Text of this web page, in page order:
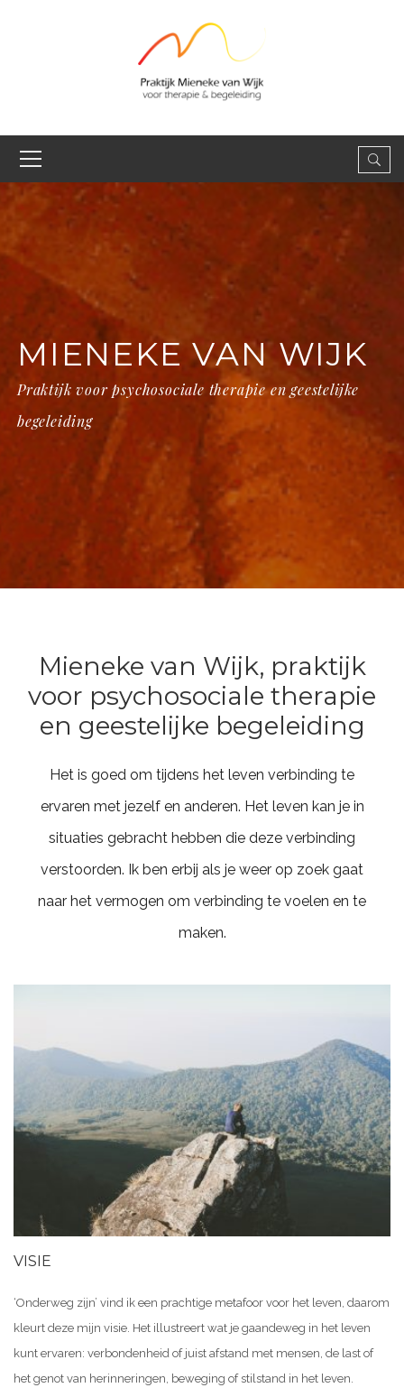
MIENEKE VAN WIJK
Praktijk voor psychosociale therapie en geestelijke
begeleiding
Mieneke van Wijk, praktijk
voor psychosociale therapie
en geestelijke begeleiding
Het is goed om tijdens het leven verbinding te
ervaren met jezelf en anderen. Het leven kan je in
situaties gebracht hebben die deze verbinding
verstoorden. Ik ben erbij als je weer op zoek gaat
naar het vermogen om verbinding te voelen en te
maken.
VISIE
‘Onderweg zijn’ vind ik een prachtige metafoor voor het leven, daarom
kleurt deze mijn visie. Het illustreert wat je gaandeweg in het leven
kunt ervaren: verbondenheid of juist afstand met mensen, de last of
het genot van herinneringen, beweging of stilstand in het leven.